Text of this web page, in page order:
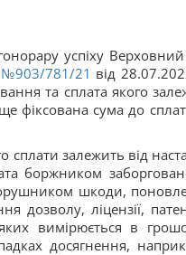
успіху
№903/781/21 від
та сплата якого
фіксована сума до
сплати залежить від
боржником
шкоди,
дозволу, ліцензії,
вимірюється в
досягнення,